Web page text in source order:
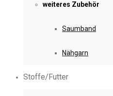
weiteres Zubehör
Saumband
Nähgarn
Stoffe/Futter